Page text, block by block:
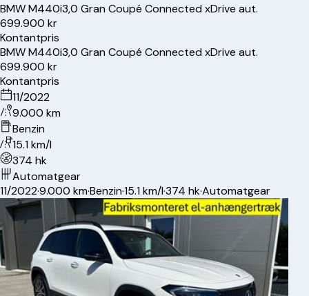
BMWM440i3,0 Gran Coupé Connected xDrive aut.
699.900 kr
Kontantpris
BMWM440i3,0 Gran Coupé Connected xDrive aut.
699.900 kr
Kontantpris
11/2022
9.000 km
Benzin
15.1 km/l
374 hk
Automatgear
11/2022·9.000 km·Benzin·15.1 km/l·374 hk·Automatgear